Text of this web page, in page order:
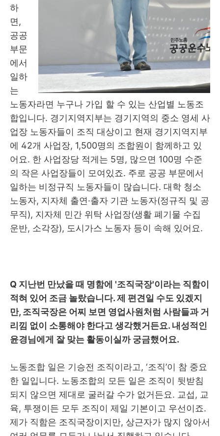
하
면,
공공
부문
에서
일하
는
노동자라면 누구나 가입 할 수 있는 산업별 노동조
합입니다. 경기지역지부는 경기지역의 중소 영세 사
업장 노동자들이 조직 대상이고 현재 경기지역지부
에 42개 사업장, 1,500명의 조합원이 함께하고 있
어요. 한 사업장당 적게는 5명, 많으면 100명 수준
의 작은 사업장들이 모여있죠. 주로 공공 부문에서
일하는 비정규직 노동자들이 많습니다. 대학 청소
노동자, 지자체 출연·출자 기관 노동자(정규직 및 공
무직), 지자체 민간 위탁 사업장(생활 폐기물 수집
운반, 소각장), 도시가스 노동자 등이 속해 있어요.
Q 지난번 만났을 때 명함에 '조직국장'이라는 직함이
적혀 있어 조금 놀랐습니다.제 편견일 수도 있겠지
만, 조직국장은 어찌 보면 영업사원처럼 사람들과 거
리낌 없이 소통해야 한다고 생각했거든요. 내성적인
윤경님에게 잘 맞는 활동이실까 궁금했어요.
노동조합 일은 기승전 조직이라고, ‘조직’이 참 중요
한 일입니다. 노동조합의 모든 일은 조직이 뒷받침
되지 않으면 제대로 굴러갈 수가 없거든요. 교섭, 교
육, 투쟁이든 모두 조직이 제일 기본이고 우선이죠.
제가 직함은 조직국장이지만, 상근자가 많지 않아서